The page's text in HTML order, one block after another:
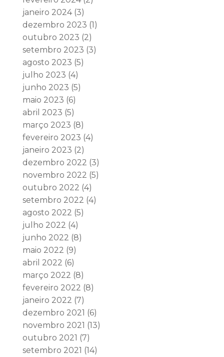
janeiro 2024(3)
dezembro 2023 (1)
outubro 2023 (2)
setembro 2023 (3)
agosto 2023 (5)
julho 2023 (4)
junho 2023 (5)
maio 2023 (6)
abril 2023 (5)
março 2023 (8)
fevereiro 2023 (4)
janeiro 2023 (2)
dezembro 2022 (3)
novembro 2022 (5)
outubro 2022 (4)
setembro 2022 (4)
agosto 2022 (5)
julho 2022 (4)
junho 2022 (8)
maio 2022 (9)
abril 2022 (6)
março 2022 (8)
fevereiro 2022 (8)
janeiro 2022 (7)
dezembro 2021 (6)
novembro 2021 (13)
outubro 2021 (7)
setembro 2021 (14)